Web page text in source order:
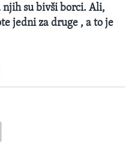
njih su bivši borci. Ali,
jedni za druge , a to je